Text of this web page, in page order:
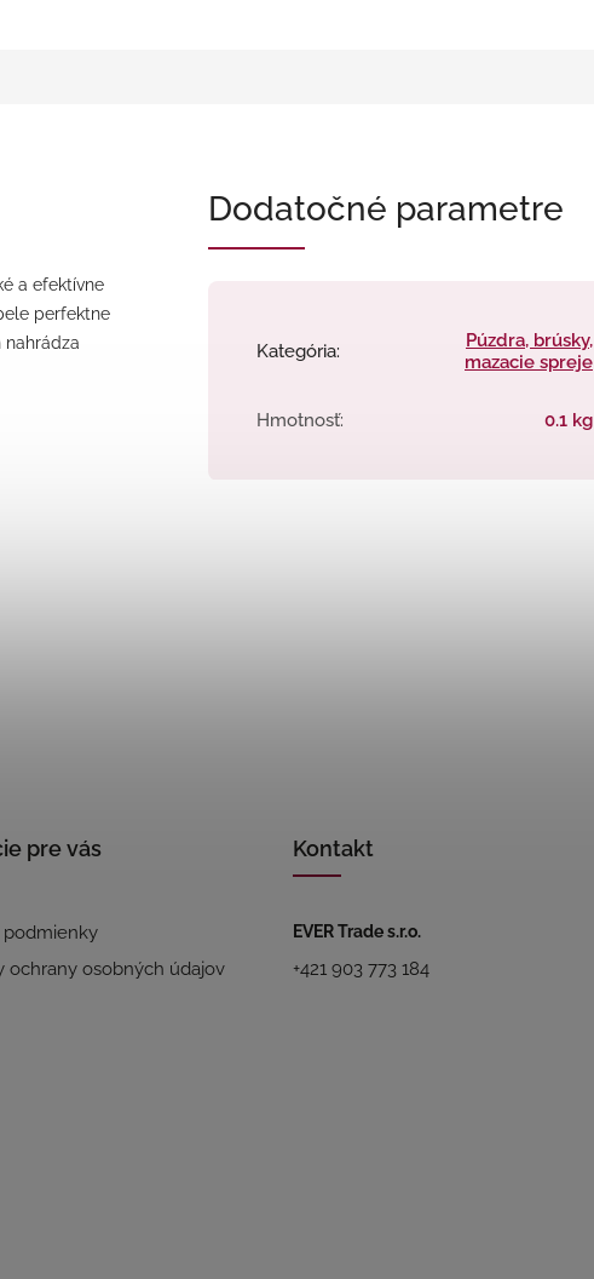
a efektívne
perfektne
nahrádza
Dodatočné parametre
Kategória:
Púzdra, brúsky,
mazacie spreje
Hmotnosť: 0.1 kg
pre vás
ochrany osobných údajov
Kontakt
EVER Trade s.r.o.
+421 903 773 184